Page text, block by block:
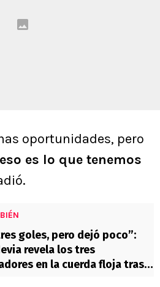
oportunidades, pero
es lo que tenemos
goles, pero dejó poco”:
revela los tres
en la cuerda floja tras